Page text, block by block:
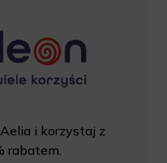
i korzystaj z
rabatem.